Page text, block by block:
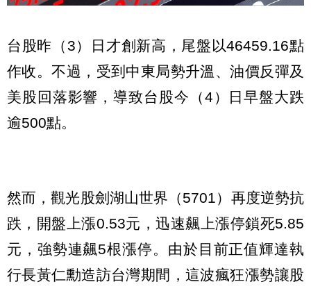
台股昨（3）日才創新高，尾盤以46459.16點
作收。不過，受到中東局勢升溫、油價反彈及
美股回落影響，導致台股今（4）日早盤大跌
逾500點。
然而，觀光股劍湖山世界（5701）再度逆勢抗
跌，開盤上漲0.53元，迅速飆上漲停鎖死5.85
元，強勢連飆5根漲停。由於目前正值輝達執
行長黃仁勳造訪台灣期間，這波瘋狂漲勢讓股